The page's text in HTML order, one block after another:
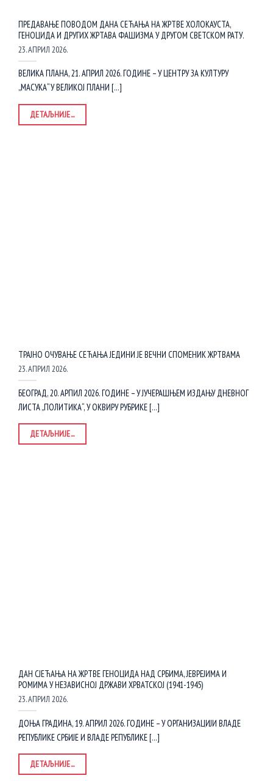
ПРЕДАВАЊЕ ПОВОДОМ ДАНА СЕЋАЊА НА ЖРТВЕ ХОЛОКАУСТА,
ГЕНОЦИДА И ДРУГИХ ЖРТАВА ФАШИЗМА У ДРУГОМ СВЕТСКОМ РАТУ.
23. АПРИЛ 2026.
ВЕЛИКА ПЛАНА, 21. АПРИЛ 2026. ГОДИНЕ – У ЦЕНТРУ ЗА КУЛТУРУ
„МАСУКА“ У ВЕЛИКОЈ ПЛАНИ [...]
ДЕТАЉНИЈЕ...
ТРАЈНО ОЧУВАЊЕ СЕЋАЊА ЈЕДИНИ ЈЕ ВЕЧНИ СПОМЕНИК ЖРТВАМА
23. АПРИЛ 2026.
БЕОГРАД, 20. АРПИЛ 2026. ГОДИНЕ – У ЈУЧЕРАШЊЕМ ИЗДАЊУ ДНЕВНОГ
ЛИСТА „ПОЛИТИКА“, У ОКВИРУ РУБРИКЕ [...]
ДЕТАЉНИЈЕ...
ДАН СЈЕЋАЊА НА ЖРТВЕ ГЕНОЦИДА НАД СРБИМА, ЈЕВРЕЈИМА И
РОМИМА У НЕЗАВИСНОЈ ДРЖАВИ ХРВАТСКОЈ (1941-1945)
23. АПРИЛ 2026.
ДОЊА ГРАДИНА, 19. АПРИЛ 2026. ГОДИНЕ – У ОРГАНИЗАЦИЈИ ВЛАДЕ
РЕПУБЛИКЕ СРБИЈЕ И ВЛАДЕ РЕПУБЛИКЕ [...]
ДЕТАЉНИЈЕ...